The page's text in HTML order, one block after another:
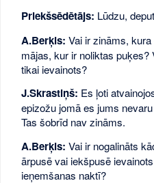
Priekšsēdētājs: Lūdzu,
A.Berķis: Vai ir zināms,
mājas, kur ir noliktas
tikai ievainots?
J.Skrastiņš: Es ļoti
epizožu jomā es jums
Tas šobrīd nav zināms.
A.Berķis: Vai ir nogalināts
ārpusē vai iekšpusē
ieņemšanas naktī?